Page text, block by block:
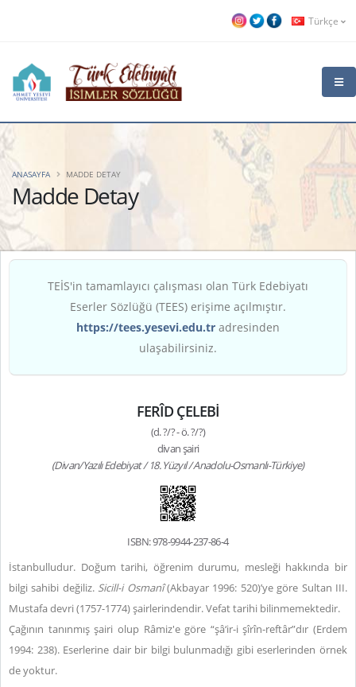
Türkçe
Madde Detay
ANASAYFA MADDE DETAY
TEİS'in tamamlayıcı çalışması olan Türk Edebiyatı
Eserler Sözlüğü (TEES) erişime açılmıştır.
https://tees.yesevi.edu.tr adresinden
ulaşabilirsiniz.
FERÎD ÇELEBİ
(d. ?/? - ö. ?/?)
divan şairi
(Divan/Yazılı Edebiyat / 18. Yüzyıl / Anadolu-Osmanlı-Türkiye)
ISBN: 978-9944-237-86-4
İstanbulludur. Doğum tarihi, öğrenim durumu, mesleği hakkında bir
bilgi sahibi değiliz. Sicill-i Osmanî(Akbayar 1996: 520)’ye göre Sultan III.
Mustafa devri (1757-1774) şairlerindendir. Vefat tarihi bilinmemektedir.
Çağının tanınmış şairi olup Râmiz'e göre “şâ‘ir-i şîrîn-reftâr”dır (Erdem
1994: 238). Eserlerine dair bir bilgi bulunmadığı gibi eserlerinden örnek
de yoktur.